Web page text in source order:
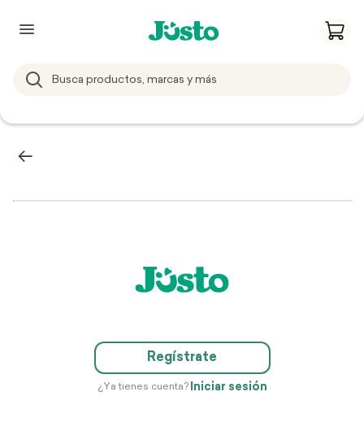
Regístrate
¿Ya tienes cuenta? Iniciar sesión